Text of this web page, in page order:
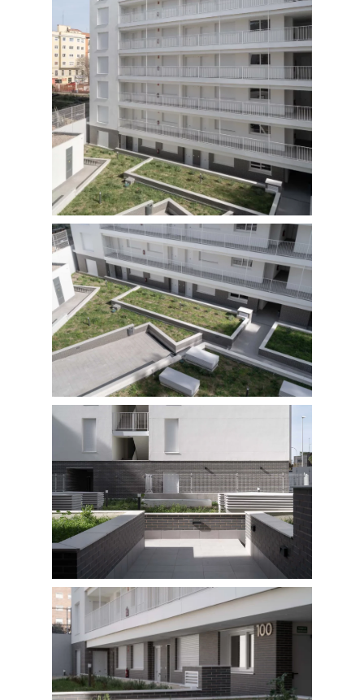
Fotografía de Interiores
Vivienda
Hoteles /
Oficinas
Retail
Fotografía Residencial
Fotografía Fase de
Fotografía de Stand
DRON
PERSONAL
PUBLICACIONES
PRINTS
SOBRE MÍ
CONTACTO